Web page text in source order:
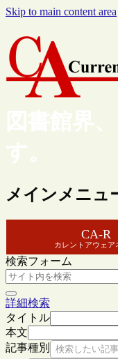
Skip to main content area
図書館界
す。
メインメニュ
CA-R
カレントアウェア
検索フォーム
詳細検索
タイトル
本文
記事種別
検索したい記